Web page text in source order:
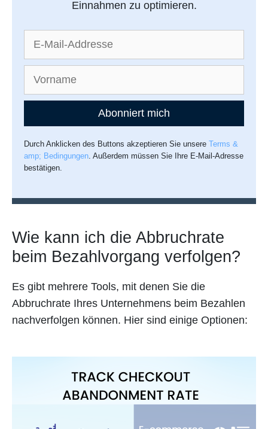
Einnahmen zu optimieren.
Abonniert mich
Durch Anklicken des Buttons akzeptieren Sie unsereTerms &
amp; Bedingungen. Außerdem müssen Sie Ihre E-Mail-Adresse
bestätigen.
Wie kann ich die Abbruchrate
beim Bezahlvorgang verfolgen?
Es gibt mehrere Tools, mit denen Sie die
Abbruchrate Ihres Unternehmens beim Bezahlen
nachverfolgen können. Hier sind einige Optionen: